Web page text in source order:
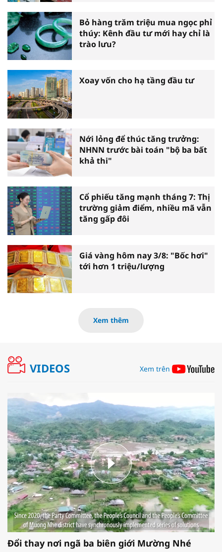
Bỏ hàng trăm triệu mua ngọc phỉ
thúy: Kênh đầu tư mới hay chỉ là
trào lưu?
Xoay vốn cho hạ tầng đầu tư
Nới lỏng để thúc tăng trưởng:
NHNN trước bài toán "bộ ba bất
khả thi"
Cổ phiếu tăng mạnh tháng 7: Thị
trường giảm điểm, nhiều mã vẫn
tăng gấp đôi
Giá vàng hôm nay 3/8: "Bốc hơi"
tới hơn 1 triệu/lượng
Xem thêm
VIDEOS Xem trên
Đổi thay nơi ngã ba biên giới Mường Nhé